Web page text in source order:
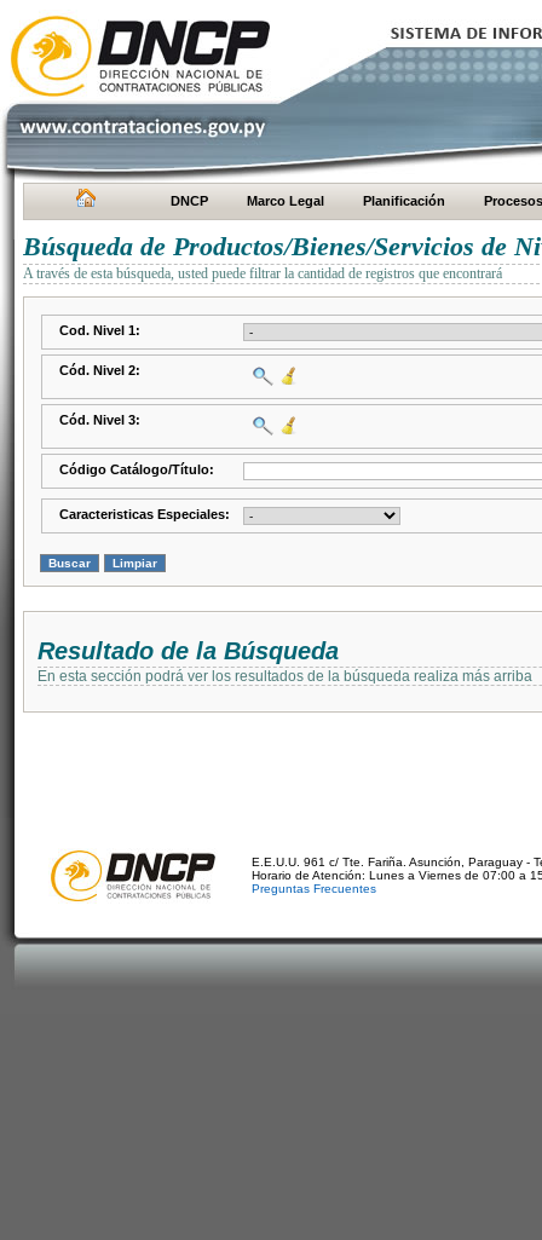
DNCP Marco Legal Planificación Procesos
Búsqueda de Productos/Bienes/Servicios de
A través de esta búsqueda, usted puede filtrar la cantidad de registros que encontrará
Cod. Nivel 1:
Cód. Nivel 2:
Cód. Nivel 3:
Código Catálogo/Título:
Caracteristicas Especiales:
Resultado de la Búsqueda
En esta sección podrá ver los resultados de la búsqueda realiza más arriba
E.E.U.U. 961 c/ Tte. Fariña. Asunción, Paraguay -
Horario de Atención: Lunes a Viernes de 07:00 a
Preguntas Frecuentes